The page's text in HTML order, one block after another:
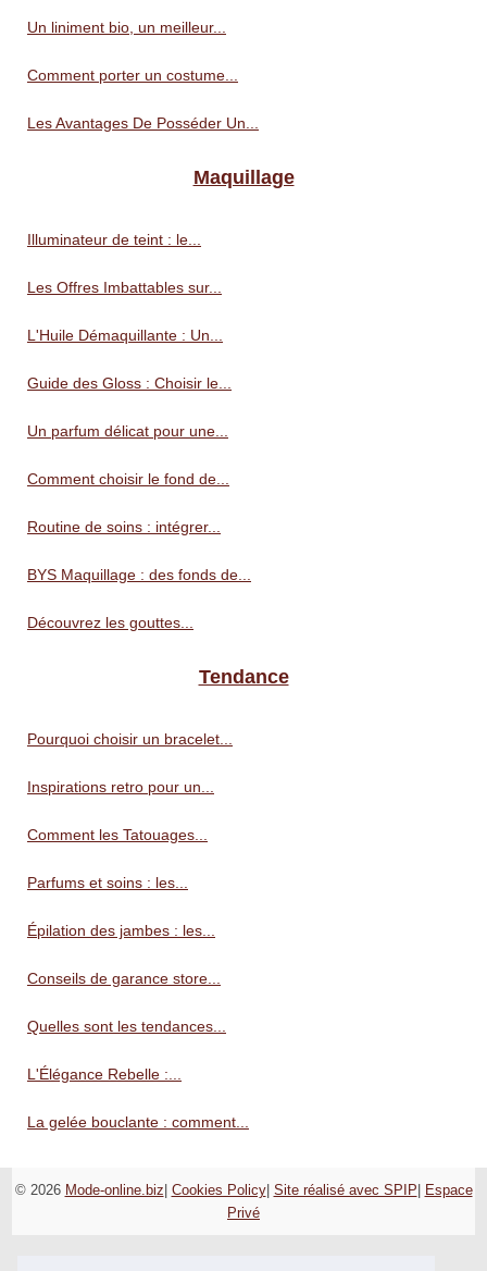
Un liniment bio, un meilleur...
Comment porter un costume...
Les Avantages De Posséder Un...
Maquillage
Illuminateur de teint : le...
Les Offres Imbattables sur...
L'Huile Démaquillante : Un...
Guide des Gloss : Choisir le...
Un parfum délicat pour une...
Comment choisir le fond de...
Routine de soins : intégrer...
BYS Maquillage : des fonds de...
Découvrez les gouttes...
Tendance
Pourquoi choisir un bracelet...
Inspirations retro pour un...
Comment les Tatouages...
Parfums et soins : les...
Épilation des jambes : les...
Conseils de garance store...
Quelles sont les tendances...
L'Élégance Rebelle :...
La gelée bouclante : comment...
© 2026 Mode-online.biz Cookies Policy| Site réalisé avec SPIP
Espace
Privé